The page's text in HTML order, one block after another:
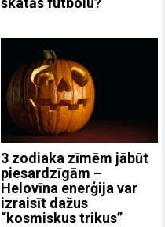
3 zodiaka zīmēm jābūt
piesardzīgām –
Helovīna enerģija var
izraisīt dažus
“kosmiskus trikus”